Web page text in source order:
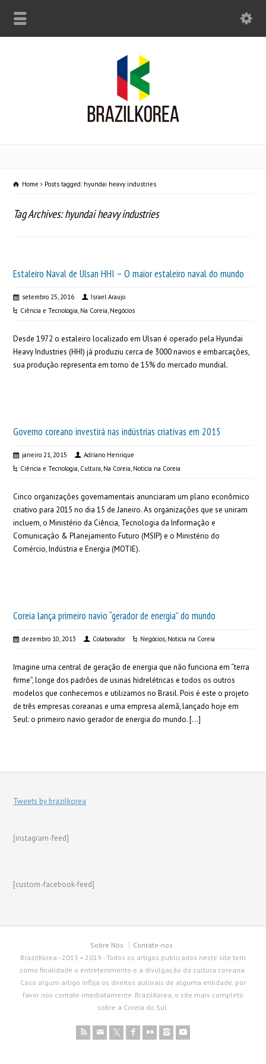
Home Posts tagged: hyundai heavy industries
Tag Archives: hyundai heavy industries
Estaleiro Naval de Ulsan HHI – O maior estaleiro naval do mundo
setembro 25, 2016
Israel Araujo
Ciência e Tecnologia, Na Coreia, Negócios
Desde 1972 o estaleiro localizado em Ulsan é operado pela Hyundai
Heavy Industries (HHI) já produziu cerca de 3000 navios e embarcações,
sua produção representa em torno de 15% do mercado mundial.
Governo coreano investirá nas indústrias criativas em 2015
janeiro 21, 2015
Adriano Henrique
Ciência e Tecnologia, Cultura, Na Coreia, Noticia na Coreia
Cinco organizações governamentais anunciaram um plano econômico
criativo para 2015 no dia 15 de Janeiro. As organizações que se uniram
incluem, o Ministério da Ciência, Tecnologia da Informação e
Comunicação & Planejamento Futuro (MSIP) e o Ministério do
Comércio, Indústria e Energia (MOTIE).
Coreia lança primeiro navio “gerador de energia” do mundo
dezembro 10, 2013 Colaborador Negócios, Noticia na Coreia
Imagine uma central de geração de energia que não funciona em “terra
firme”, longe dos padrões de usinas hidrelétricas e todos os outros
modelos que conhecemos e utilizamos no Brasil. Pois é este o projeto
de três empresas coreanas e uma empresa alemã, lançado hoje em
Seul: o primeiro navio gerador de energia do mundo. […]
Tweets by brazilkorea
[instagram-feed]
[custom-facebook-feed]
Sobre Nós
Contate-nos
BrazilKorea - 2013 • 2019 - Todos os artigos publicados neste site tem
como finalidade o entretenimento e a divulgação da cultura coreana.
Caso algum artigo inflija os direitos autorais de alguma entidade, por
favor nos contate imediatamente. BrazilKorea, o site mais completo
sobre a Coreia do Sul.